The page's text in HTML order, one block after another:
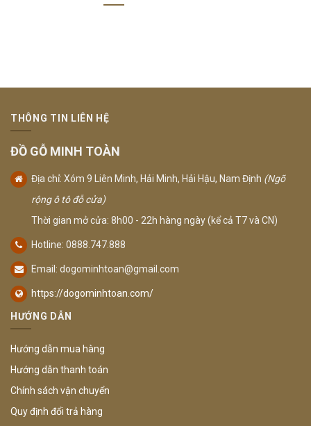
THÔNG TIN LIÊN HỆ
ĐỒ GỖ MINH TOÀN
Địa chỉ: Xóm 9 Liên Minh, Hải Minh, Hải Hậu, Nam Định (Ngõ
rộng ô tô đỗ cửa)
Thời gian mở cửa: 8h00 - 22h hàng ngày (kể cả T7 và CN)
Hotline: 0888.747.888
Email: dogominhtoan@gmail.com
https://dogominhtoan.com/
HƯỚNG DẪN
Hướng dẫn mua hàng
Hướng dẫn thanh toán
Chính sách vận chuyển
Quy định đổi trả hàng